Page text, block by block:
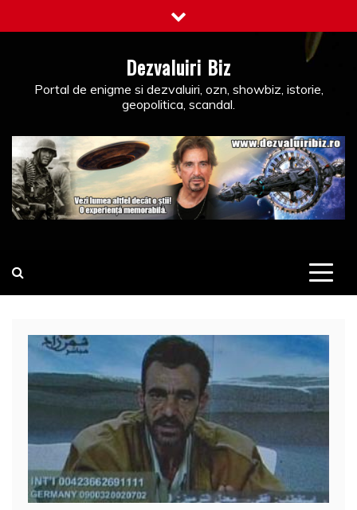
to
Dezvaluiri Biz
Portal de enigme si dezvaluiri, ozn, showbiz, istorie,
geopolitica, scandal.